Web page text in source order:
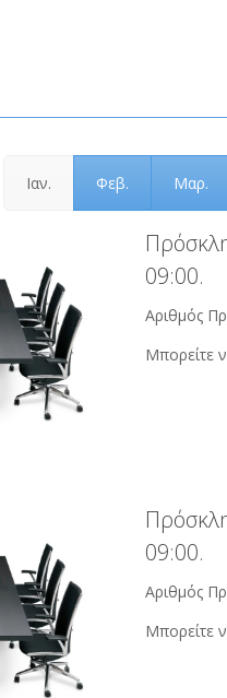
Ιαν. Φεβ. Μαρ.
09:00.
Αριθμός
Μπορείτε
09:00.
Αριθμός
Μπορείτε